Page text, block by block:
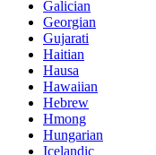
Galician
Georgian
Gujarati
Haitian
Hausa
Hawaiian
Hebrew
Hmong
Hungarian
Icelandic